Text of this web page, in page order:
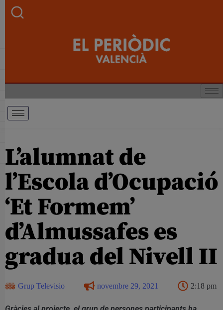
L’alumnat de
l’Escola d’Ocupació
‘Et Formem’
d’Almussafes es
gradua del Nivell II
Grup Televisio novembre 29, 2021 2:18 pm